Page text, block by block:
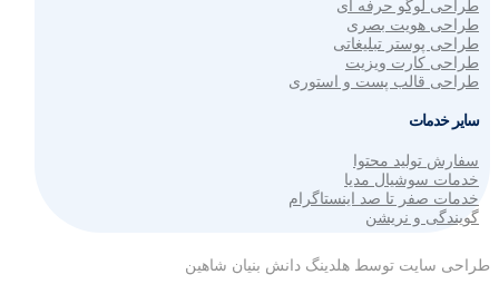
طراحی لوگو حرفه ای
طراحی هویت بصری
طراحی پوستر تبلیغاتی
طراحی کارت ویزیت
طراحی قالب پست و استوری
سایر خدمات
سفارش تولید محتوا
خدمات سوشیال مدیا
خدمات صفر تا صد اینستاگرام
گویندگی و نریشن
طراحی سایت توسط هلدینگ دانش بنیان شاهین